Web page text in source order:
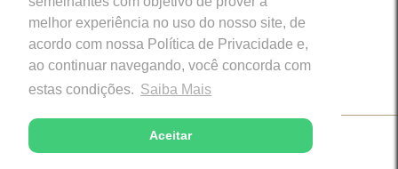
melhor experiência no uso do nosso site, de
acordo com nossa Política de Privacidade e,
ao continuar navegando, você concorda com
estas condições. Saiba Mais
Aceitar
Copyright © 2026 - Diocese de Caratinga (MG)